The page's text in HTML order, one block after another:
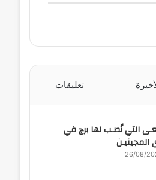
تعليقات
التي نُصـب لها برج في
المجينيـن
26/08/